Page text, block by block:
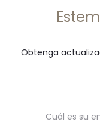
Obtenga